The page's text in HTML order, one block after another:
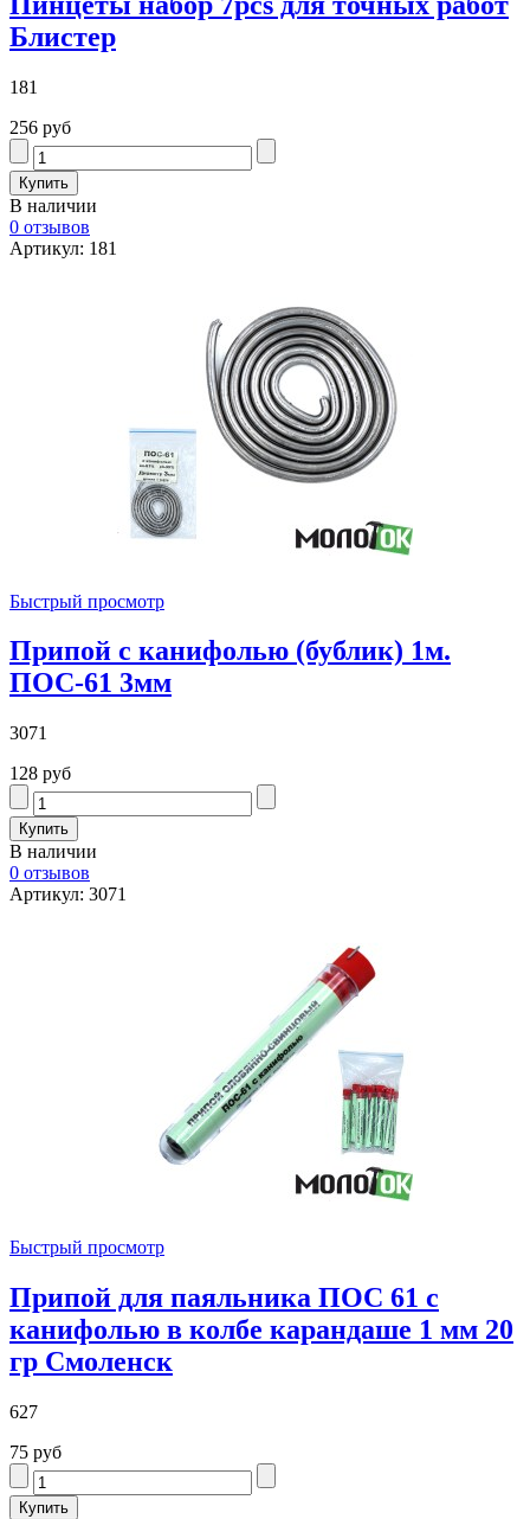
Блистер
181
256 руб
В наличии
0 отзывов
Артикул: 181
Быстрый просмотр
Припой с канифолью (бублик) 1м.
ПОС-61 3мм
3071
128 руб
В наличии
0 отзывов
Артикул: 3071
Быстрый просмотр
Припой для паяльника ПОС 61 с
канифолью в колбе карандаше 1 мм 20
гр Смоленск
627
75 руб